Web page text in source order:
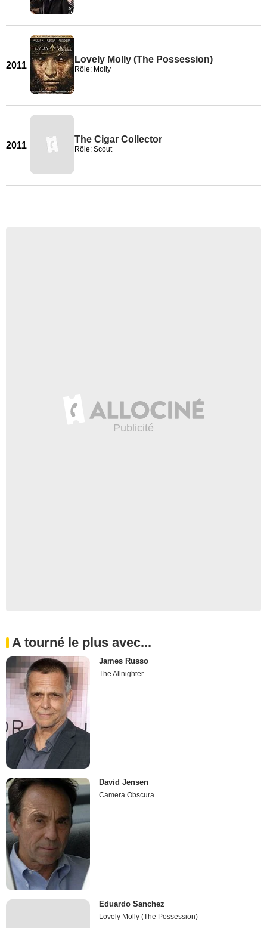
2011
Lovely Molly (The Possession)
Rôle: Molly
2011
The Cigar Collector
Rôle: Scout
A tourné le plus avec...
James Russo
The Allnighter
David Jensen
Camera Obscura
Eduardo Sanchez
Lovely Molly (The Possession)